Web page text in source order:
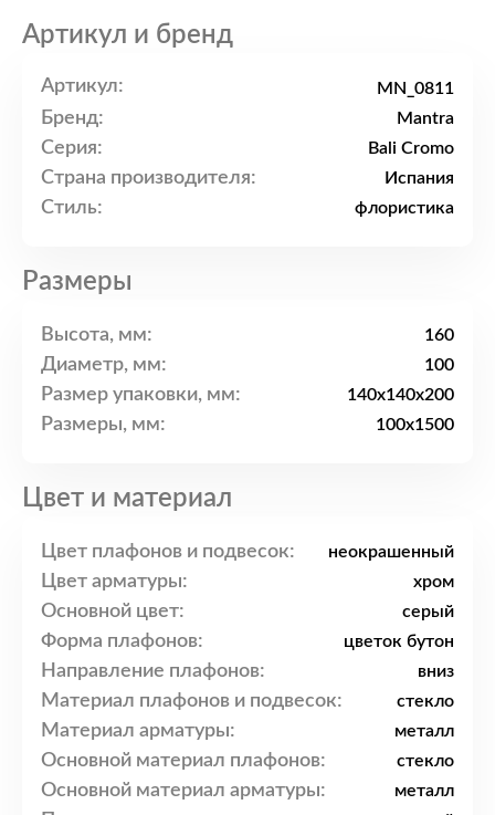
Артикул и бренд
Артикул: MN_0811
Бренд: Mantra
Серия: Bali Cromo
Страна производителя: Испания
Стиль: флористика
Размеры
Высота, мм: 160
Диаметр, мм: 100
Размер упаковки, мм: 140x140x200
Размеры, мм: 100x1500
Цвет и материал
Цвет плафонов и подвесок: неокрашенный
Цвет арматуры: хром
Основной цвет: серый
Форма плафонов: цветок бутон
Направление плафонов: вниз
Материал плафонов и подвесок: стекло
Материал арматуры: металл
Основной материал плафонов: стекло
Основной материал арматуры: металл